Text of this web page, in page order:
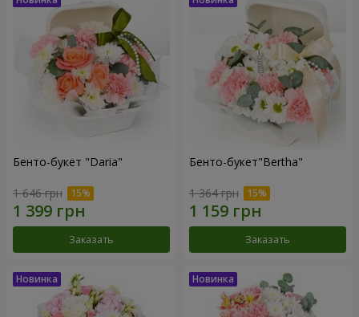
Бенто-букет "Daria"
1 646 грн
Заказать
Бенто-букет"Bertha"
1 364 грн
Заказать